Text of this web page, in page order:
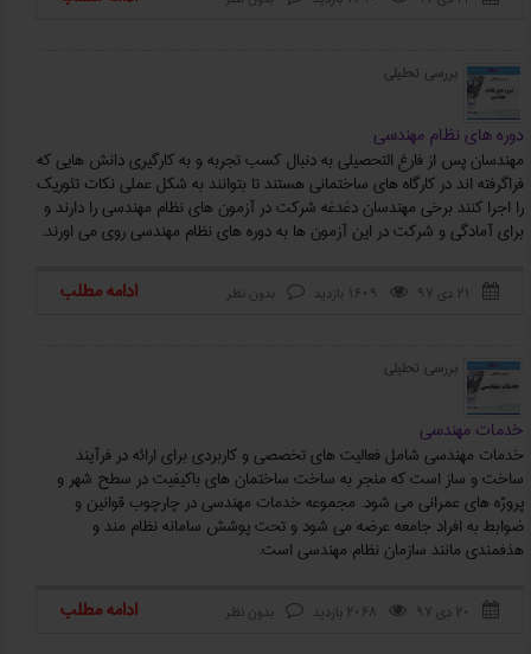
بررسی تحلیلی
دوره های نظام مهندسی
مهندسان پس از فارغ التحصیلی به دنبال کسب تجربه و به کارگیری دانش هایی که
فراگرفته اند در کارگاه های ساختمانی هستند تا بتوانند به شکل عملی نکات تئوریک
را اجرا کنند برخی مهندسان دغدغه شرکت در آزمون های نظام مهندسی را دارند و
برای آمادگی و شرکت در این آزمون ها به دوره های نظام مهندسی روی می اورند.
 ۲۱ دی ۹۷  1609 بازدید  بدون نظر ادامه مطلب
بررسی تحلیلی
خدمات مهندسی
خدمات مهندسی شامل فعالیت های تخصصی و کاربردی برای ارائه در فرآیند
ساخت و ساز است که منجر به ساخت ساختمان های باکیفیت در سطح شهر و
پروژه های عمرانی می شود. مجموعه خدمات مهندسی در چارچوب قوانین و
ضوابط به افراد جامعه عرضه می شود و تحت پوشش سامانه نظام مند و
هذفمندی مانند سازمان نظام مهندسی است.
 ۲۰ دی ۹۷  2068 بازدید  بدون نظر ادامه مطلب